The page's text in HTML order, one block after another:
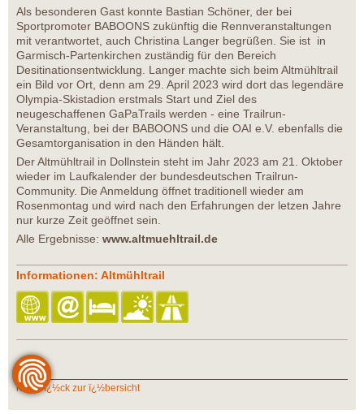
Als besonderen Gast konnte Bastian Schöner, der bei
Sportpromoter BABOONS zukünftig die Rennveranstaltungen
mit verantwortet, auch Christina Langer begrüßen. Sie ist in
Garmisch-Partenkirchen zuständig für den Bereich
Desitinationsentwicklung. Langer machte sich beim Altmühltrail
ein Bild vor Ort, denn am 29. April 2023 wird dort das legendäre
Olympia-Skistadion erstmals Start und Ziel des
neugeschaffenen GaPaTrails werden - eine Trailrun-
Veranstaltung, bei der BABOONS und die OAI e.V. ebenfalls die
Gesamtorganisation in den Händen hält.
Der Altmühltrail in Dollnstein steht im Jahr 2023 am 21. Oktober
wieder im Laufkalender der bundesdeutschen Trailrun-
Community. Die Anmeldung öffnet traditionell wieder am
Rosenmontag und wird nach den Erfahrungen der letzen Jahre
nur kurze Zeit geöffnet sein.
Alle Ergebnisse: www.altmuehltrail.de
Informationen: Altmühltrail
zurï¿½ck zur ï¿½bersicht